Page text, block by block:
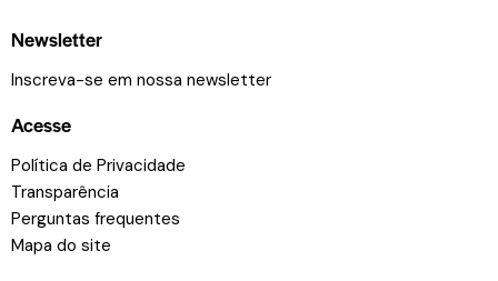
Newsletter
Inscreva-se em nossa newsletter
Acesse
Política de Privacidade
Transparência
Perguntas frequentes
Mapa do site